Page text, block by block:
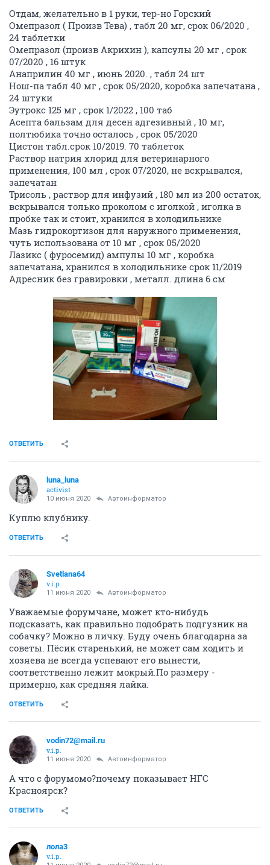
Отдам, желательно в 1 руки, тер-но Горский
Омепразол ( Произв Тева) , табл 20 мг, срок 06/2020 ,
24 таблетки
Омепразол (произв Акрихин ), капсулы 20 мг , срок
07/2020 , 16 штук
Анаприлин 40 мг , июнь 2020. , табл 24 шт
Нош-па табл 40 мг , срок 05/2020, коробка запечатана ,
24 штуки
Эутрокс 125 мг , срок 1/2022 , 100 таб
Асепта бальзам для десен адгезивный , 10 мг,
полтюбика точно осталось , срок 05/2020
Цистон табл.срок 10/2019. 70 таблеток
Раствор натрия хлорид для ветеринарного
применения, 100 мл , срок 07/2020, не вскрывался,
запечатан
Трисоль , раствор для инфузий , 180 мл из 200 остаток,
вскрывался только проколом с иголкой , иголка в
пробке так и стоит, хранился в холодильнике
Мазь гидрокортизон для наружного применения,
чуть использована от 10 мг , срок 05/2020
Лазикс ( фуросемид) ампулы 10 мг , коробка
запечатана, хранился в холодильнике срок 11/2019
Адресник без гравировки , металл. длина 6 см
ОТВЕТИТЬ
luna_luna
activist
10 июня 2020 Автоинформатор
Куплю клубнику.
ОТВЕТИТЬ
Svetlana64
v.i.p.
11 июня 2020 Автоинформатор
Уважаемые форумчане, может кто-нибудь
подсказать, как правильно подобрать подгузник на
собачку? Можно в личку. Буду очень благодарна за
советы. Пёсик старенький, не может сам ходить и
хозяева не всегда успевают его вынести,
соответственно лежит мокрый.По размеру -
примерно, как средняя лайка.
ОТВЕТИТЬ
vodin72@mail.ru
v.i.p.
11 июня 2020 Автоинформатор
А что с форумомо?почему показывает НГС
Красноярск?
ОТВЕТИТЬ
лола3
v.i.p.